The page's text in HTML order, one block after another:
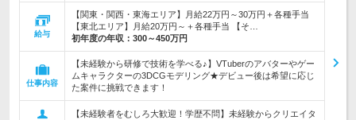
給与
【関東・関西・東海エリア】月給22万円～30万円＋各種手当
【東北エリア】月給20万円～＋各種手当 【そ…
初年度の年収： 300～450万円
仕事内容
【未経験から研修で技術を学べる♪】VTuberのアバターやゲー
ムキャラクターの3DCGモデリング★デビュー後は希望に応じ
た案件に挑戦できます！
【未経験者をむしろ大歓迎！学歴不問】未経験からクリエイタ